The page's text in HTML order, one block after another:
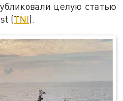
целую статью
(TNI).